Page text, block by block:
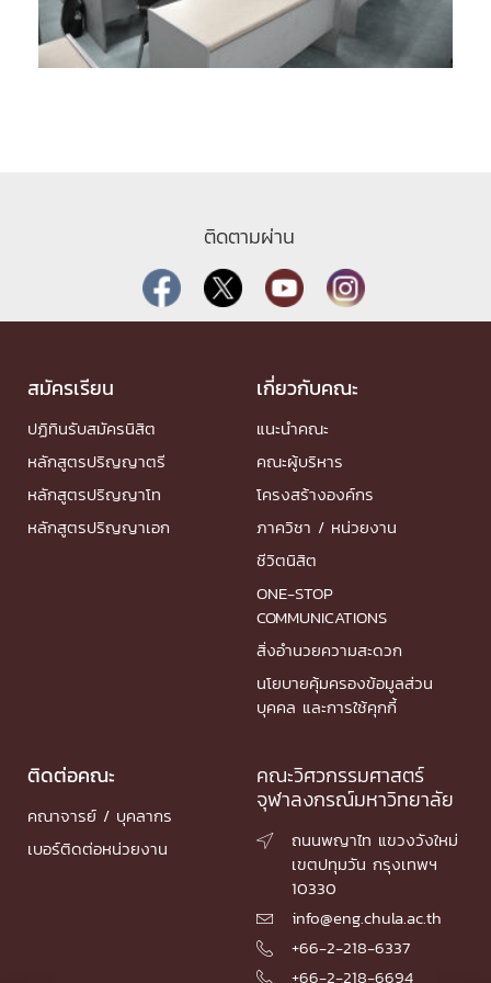
ติดตามผ่าน
สมัครเรียน
ปฏิทินรับสมัครนิสิต
หลักสูตรปริญญาตรี
หลักสูตรปริญญาโท
หลักสูตรปริญญาเอก
เกี่ยวกับคณะ
แนะนำคณะ
คณะผู้บริหาร
โครงสร้างองค์กร
ภาควิชา / หน่วยงาน
ชีวิตนิสิต
ONE-STOP
COMMUNICATIONS
สิ่งอำนวยความสะดวก
นโยบายคุ้มครองข้อมูลส่วน
บุคคล และการใช้คุกกี้
ติดต่อคณะ
คณาจารย์ / บุคลากร
เบอร์ติดต่อหน่วยงาน
คณะวิศวกรรมศาสตร์
จุฬาลงกรณ์มหาวิทยาลัย

ถนนพญาไท แขวงวังใหม่
เขตปทุมวัน กรุงเทพฯ
10330
 info@eng.chula.ac.th
 +66-2-218-6337
 +66-2-218-6694